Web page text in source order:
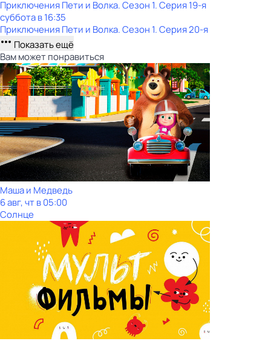
Приключения Пети и Волка. Сезон 1. Серия 19-я
субботав16:35
Приключения Пети и Волка. Сезон 1. Серия 20-я
Показать ещё
Вам может понравиться
Маша и Медведь
6 авг, чт в 05:00
Солнце